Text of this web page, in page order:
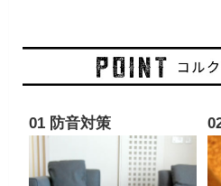
01 防音対策